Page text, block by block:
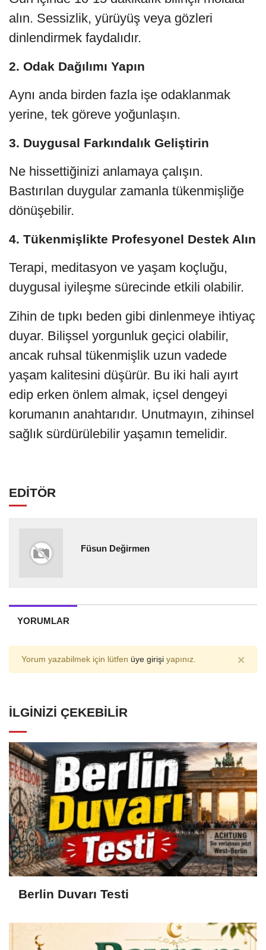
alın. Sessizlik, yürüyüş veya gözleri
dinlendirmek faydalıdır.
2. Odak Dağılımı Yapın
Aynı anda birden fazla işe odaklanmak
yerine, tek göreve yoğunlaşın.
3. Duygusal Farkındalık Geliştirin
Ne hissettiğinizi anlamaya çalışın.
Bastırılan duygular zamanla tükenmişliğe
dönüşebilir.
4. Tükenmişlikte Profesyonel Destek Alın
Terapi, meditasyon ve yaşam koçluğu,
duygusal iyileşme sürecinde etkili olabilir.
Zihin de tıpkı beden gibi dinlenmeye ihtiyaç
duyar. Bilişsel yorgunluk geçici olabilir,
ancak ruhsal tükenmişlik uzun vadede
yaşam kalitesini düşürür. Bu iki hali ayırt
edip erken önlem almak, içsel dengeyi
korumanın anahtarıdır. Unutmayın, zihinsel
sağlık sürdürülebilir yaşamın temelidir.
EDİTÖR
Füsun Değirmen
YORUMLAR
Yorum yazabilmek için lütfen üye girişi yapınız. ×
İLGINIZI ÇEKEBILIR
Berlin Duvarı Testi